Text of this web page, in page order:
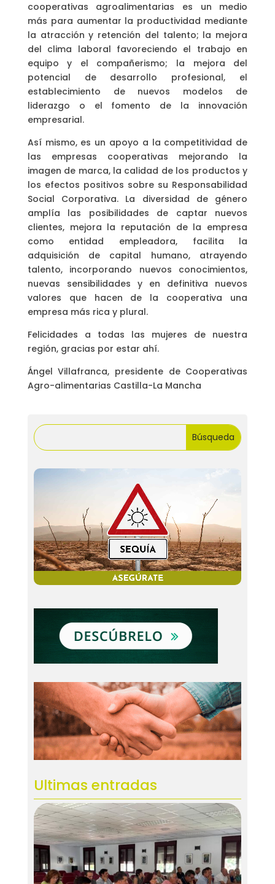
cooperativas agroalimentarias es un medio
más para aumentar la productividad mediante
la atracción y retención del talento; la mejora
del clima laboral favoreciendo el trabajo en
equipo y el compañerismo; la mejora del
potencial de desarrollo profesional, el
establecimiento de nuevos modelos de
liderazgo o el fomento de la innovación
empresarial.
Así mismo, es un apoyo a la competitividad de
las empresas cooperativas mejorando la
imagen de marca, la calidad de los productos y
los efectos positivos sobre su Responsabilidad
Social Corporativa. La diversidad de género
amplía las posibilidades de captar nuevos
clientes, mejora la reputación de la empresa
como entidad empleadora, facilita la
adquisición de capital humano, atrayendo
talento, incorporando nuevos conocimientos,
nuevas sensibilidades y en definitiva nuevos
valores que hacen de la cooperativa una
empresa más rica y plural.
Felicidades a todas las mujeres de nuestra
región, gracias por estar ahí.
Ángel Villafranca, presidente de Cooperativas
Agro-alimentarias Castilla-La Mancha
Ultimas entradas